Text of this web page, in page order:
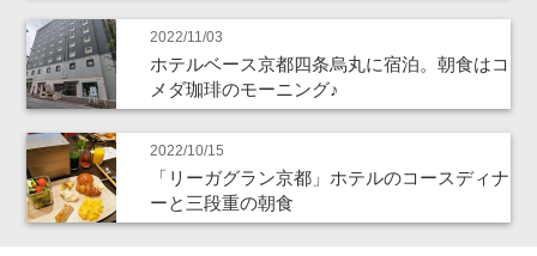
2022/11/03
ホテルベース京都四条烏丸に宿泊。朝食はコ
メダ珈琲のモーニング♪
2022/10/15
「リーガグラン京都」ホテルのコースディナ
ーと三段重の朝食